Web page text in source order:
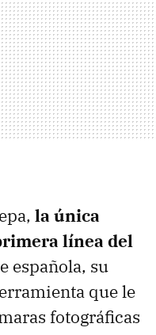
la única
línea del
española, su
que le
fotográficas